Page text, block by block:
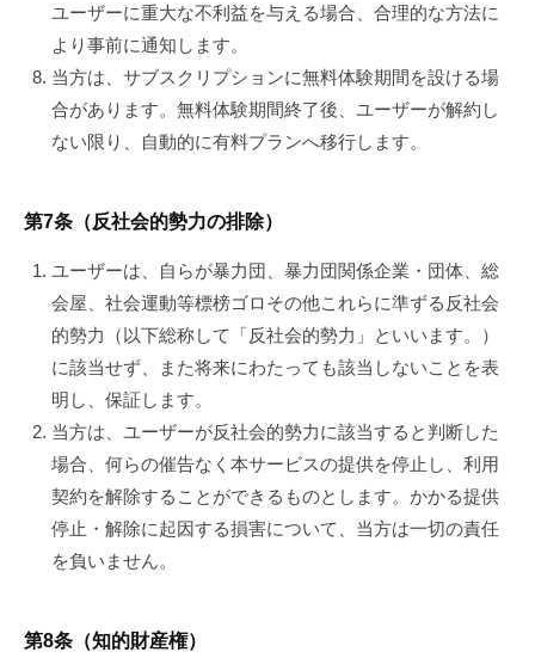
ユーザーに重大な不利益を与える場合、合理的な方法に
より事前に通知します。
当方は、サブスクリプションに無料体験期間を設ける場
合があります。無料体験期間終了後、ユーザーが解約し
ない限り、自動的に有料プランへ移行します。
第7条（反社会的勢力の排除）
ユーザーは、自らが暴力団、暴力団関係企業・団体、総
会屋、社会運動等標榜ゴロその他これらに準ずる反社会
的勢力（以下総称して「反社会的勢力」といいます。）
に該当せず、また将来にわたっても該当しないことを表
明し、保証します。
当方は、ユーザーが反社会的勢力に該当すると判断した
場合、何らの催告なく本サービスの提供を停止し、利用
契約を解除することができるものとします。かかる提供
停止・解除に起因する損害について、当方は一切の責任
を負いません。
第8条（知的財産権）